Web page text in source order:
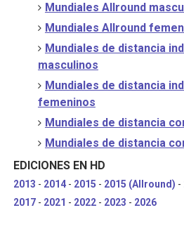
Mundiales Allround
Mundiales Allround
Mundiales de distancia
masculinos
Mundiales de distancia
femeninos
Mundiales de distancia
Mundiales de distancia
EDICIONES EN HD
2013 - 2014- 2015 - 2015 (Allround) -
2017- 2021 - 2022- 2023 - 2026